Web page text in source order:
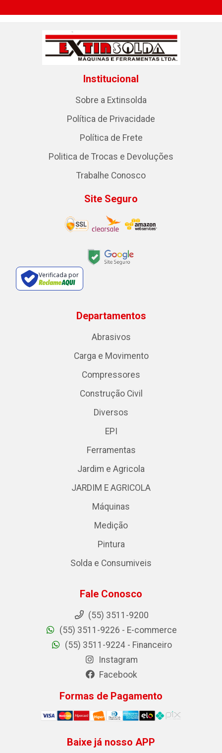
Institucional
Sobre a Extinsolda
Política de Privacidade
Política de Frete
Politica de Trocas e Devoluções
Trabalhe Conosco
Site Seguro
Verificada por
Departamentos
Abrasivos
Carga e Movimento
Compressores
Construção Civil
Diversos
EPI
Ferramentas
Jardim e Agricola
JARDIM E AGRICOLA
Máquinas
Medição
Pintura
Solda e Consumiveis
Fale Conosco
(55) 3511-9200
(55) 3511-9226 - E-commerce
(55) 3511-9224 - Financeiro
Instagram
Facebook
Formas de Pagamento
Baixe já nosso APP